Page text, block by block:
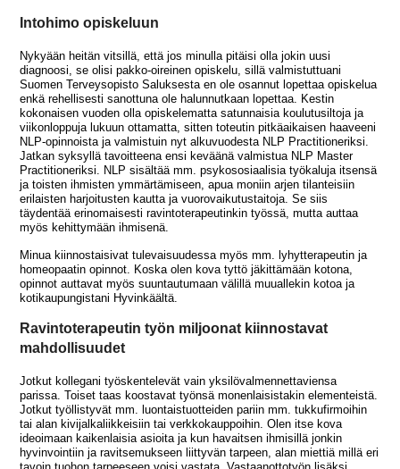
Intohimo opiskeluun
Nykyään heitän vitsillä, että jos minulla pitäisi olla jokin uusi
diagnoosi, se olisi pakko-oireinen opiskelu, sillä valmistuttuani
Suomen Terveysopisto Saluksesta en ole osannut lopettaa opiskelua
enkä rehellisesti sanottuna ole halunnutkaan lopettaa. Kestin
kokonaisen vuoden olla opiskelematta satunnaisia koulutusiltoja ja
viikonloppuja lukuun ottamatta, sitten toteutin pitkäaikaisen haaveeni
NLP-opinnoista ja valmistuin nyt alkuvuodesta NLP Practitioneriksi.
Jatkan syksyllä tavoitteena ensi keväänä valmistua NLP Master
Practitioneriksi. NLP sisältää mm. psykososiaalisia työkaluja itsensä
ja toisten ihmisten ymmärtämiseen, apua moniin arjen tilanteisiin
erilaisten harjoitusten kautta ja vuorovaikutustaitoja. Se siis
täydentää erinomaisesti ravintoterapeutinkin työssä, mutta auttaa
myös kehittymään ihmisenä.
Minua kiinnostaisivat tulevaisuudessa myös mm. lyhytterapeutin ja
homeopaatin opinnot. Koska olen kova tyttö jäkittämään kotona,
opinnot auttavat myös suuntautumaan välillä muuallekin kotoa ja
kotikaupungistani Hyvinkäältä.
Ravintoterapeutin työn miljoonat kiinnostavat
mahdollisuudet
Jotkut kollegani työskentelevät vain yksilövalmennettaviensa
parissa. Toiset taas koostavat työnsä monenlaisistakin elementeistä.
Jotkut työllistyvät mm. luontaistuotteiden pariin mm. tukkufirmoihin
tai alan kivijalkaliikkeisiin tai verkkokauppoihin. Olen itse kova
ideoimaan kaikenlaisia asioita ja kun havaitsen ihmisillä jonkin
hyvinvointiin ja ravitsemukseen liittyvän tarpeen, alan miettiä millä eri